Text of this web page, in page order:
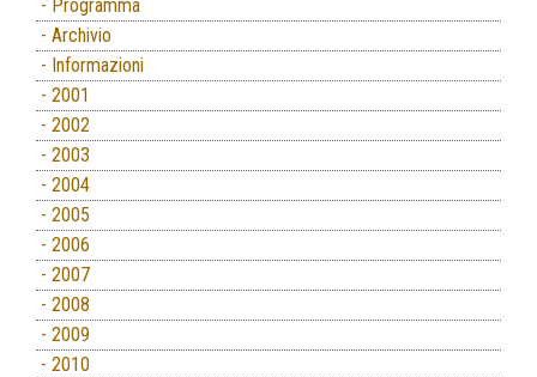
- Programma
- Archivio
- Informazioni
- 2001
- 2002
- 2003
- 2004
- 2005
- 2006
- 2007
- 2008
- 2009
- 2010